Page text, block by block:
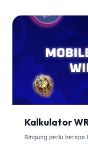
Kalkulator
Bingung perlu berapa